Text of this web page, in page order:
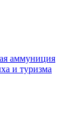
аммуниция
и туризма